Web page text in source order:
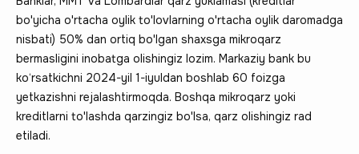
bo'yicha o'rtacha oylik to'lovlarning o'rtacha oylik daromadga
nisbati) 50% dan ortiq bo'lgan shaxsga mikroqarz
bermasligini inobatga olishingiz lozim. Markaziy bank bu
ko‘rsatkichni 2024-yil 1-iyuldan boshlab 60 foizga
yetkazishni rejalashtirmoqda. Boshqa mikroqarz yoki
kreditlarni to'lashda qarzingiz bo'lsa, qarz olishingiz rad
etiladi.